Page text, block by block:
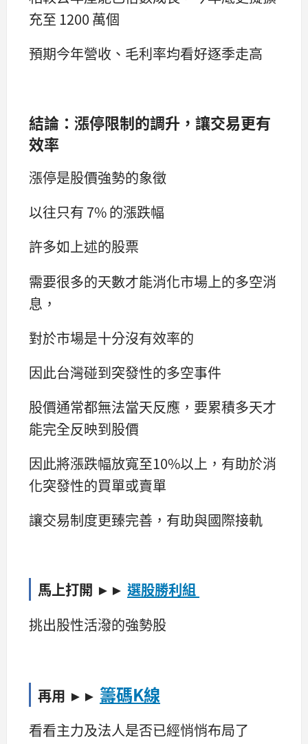
充至 1200 萬個
預期今年營收、毛利率均看好逐季走高
結論：漲停限制的調升，讓交易更有
效率
漲停是股價強勢的象徵
以往只有 7% 的漲跌幅
許多如上述的股票
需要很多的天數才能消化市場上的多空消
息，
對於市場是十分沒有效率的
因此台灣碰到突發性的多空事件
股價通常都無法當天反應，要累積多天才
能完全反映到股價
因此將漲跌幅放寬至10%以上，有助於消
化突發性的買單或賣單
讓交易制度更臻完善，有助與國際接軌
馬上打開 ►► 選股勝利組
挑出股性活潑的強勢股
再用 ►► 籌碼K線
看看主力及法人是否已經悄悄布局了